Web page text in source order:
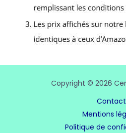
Copyright © 2026
Contact
Mentions
Politique de